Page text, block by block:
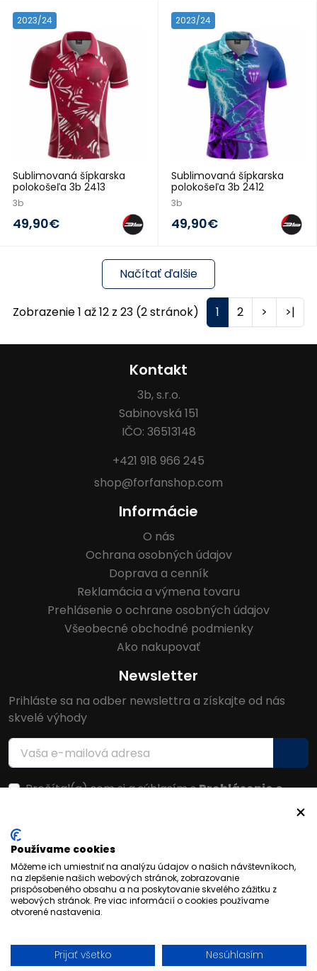
2023/24
Sublimovaná šípkarska
polokošeľa 3b 2413
3b
49,90€
2023/24
Sublimovaná šípkarska
polokošeľa 3b 2412
3b
49,90€
Načítať ďalšie
Zobrazenie 1 až 12 z 23 (2 stránok) 1 2 > >|
Kontakt
3b, s.r.o.
Sabinovská 151
IČO: 36513148
+421 918 966 245
shop@forfanshop.com
Informácie
O nás
Ochrana osobných údajov
Doprava a cenník
Reklamácia a výmena tovaru
Prehlásenie o ochrane osobných údajov
Všeobecné obchodné podmienky
Ako nakupovať
Newsletter
Prihláste sa na odber newslettra a získajte od nás
skvelé výhody
Prečítal(a) som si a súhlasím sPrehlásenie o
Používame cookies
Môžeme ich umiestniť na analýzu údajov o našich návštevníkoch,
na zlepšenie našich webových stránok, zobrazovanie
prispôsobeného obsahu a na poskytovanie skvelého zážitku z
webových stránok. Pre viac informácií o cookies používame
otvorené nastavenia.
Prijať všetko Nesúhlasím